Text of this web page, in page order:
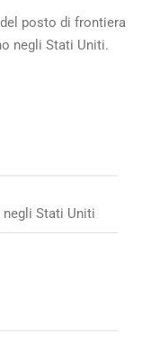
posto di frontiera
negli Stati Uniti.
negli Stati Uniti